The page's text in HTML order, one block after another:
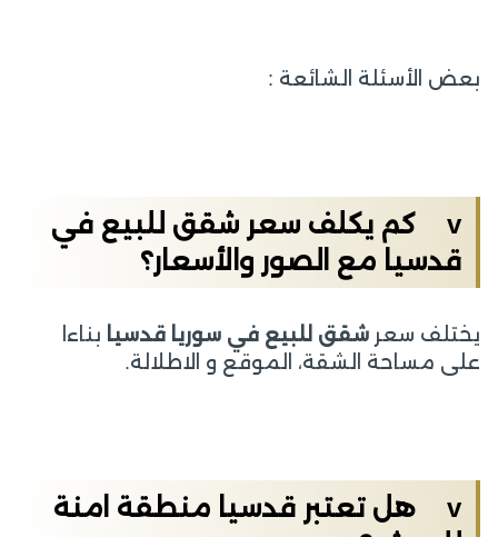
بعض الأسئلة الشائعة :
v كم يكلف سعر شقق للبيع في
قدسيا مع الصور والأسعار؟
يختلف سعر شقق للبيع في سوريا قدسيا بناءا
على مساحة الشقة، الموقع و الاطلالة.
v هل تعتبر قدسيا منطقة امنة